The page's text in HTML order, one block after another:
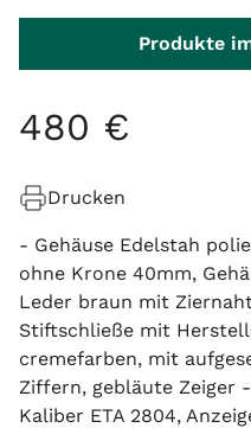
Produkte
480 €
Drucken
- Gehäuse Edelstah
ohne Krone 40mm,
Leder braun mit
Stiftschließe mit
cremefarben, mit
Ziffern, gebläute Zeiger
Kaliber ETA 2804,